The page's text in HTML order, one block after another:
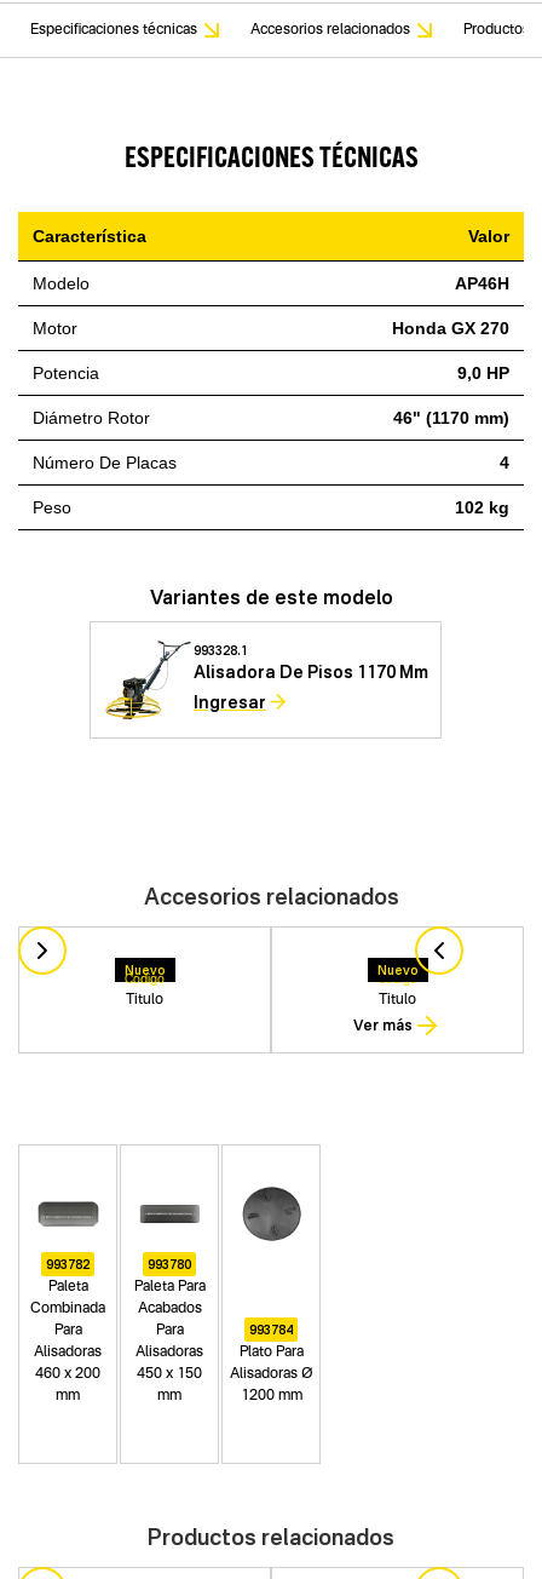
Especificaciones técnicas Accesorios relacionados Productos
ESPECIFICACIONES TÉCNICAS
Característica Valor
Modelo AP46H
Motor Honda GX 270
Potencia 9,0 HP
Diámetro Rotor 46" (1170 mm)
Número De Placas 4
Peso 102 kg
Variantes de este modelo
993328.1
Alisadora De Pisos 1170 Mm
Ingresar
Accesorios relacionados
Nuevo
Titulo
Codigo
Nuevo
Titulo
Codigo
Ver más
993782
Paleta
Combinada
Para
Alisadoras
460 x 200
mm
993780
Paleta Para
Acabados
Para
Alisadoras
450 x 150
mm
993784
Plato Para
Alisadoras Ø
1200 mm
Productos relacionados